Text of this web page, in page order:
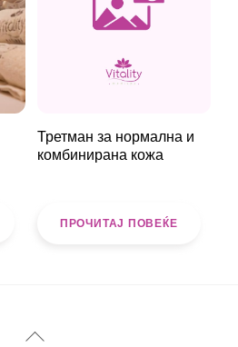
Третман за нормална и
комбинирана кожа
ПРОЧИТАЈ ПОВЕЌЕ
Back